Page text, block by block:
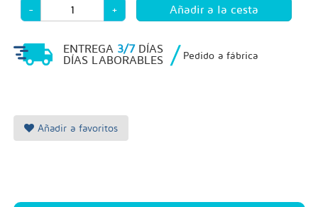
- +
ENTREGA 3/7DÍAS
DÍAS LABORABLES
/ Pedido a fábrica
Añadir a favoritos